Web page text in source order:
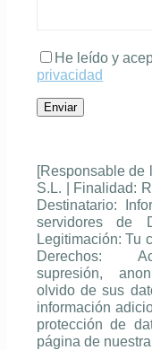
He leído y
privacidad
[Responsable de
S.L. | Finalidad:
Destinatario:
servidores de
Legitimación: Tu
Derechos:
supresión,
olvido de sus
información
protección de
página de nuestra